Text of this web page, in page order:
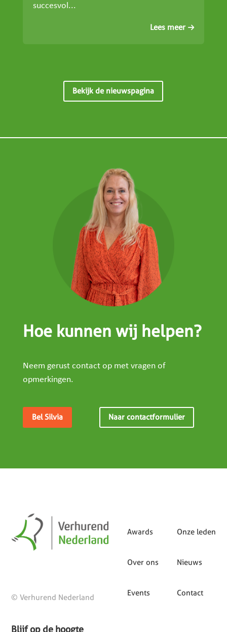
succesvol...
Lees meer
Bekijk de nieuwspagina
Hoe kunnen wij helpen?
Neem gerust contact op met vragen of
opmerkingen.
Bel Silvia Naar contactformulier
© Verhurend Nederland
Awards
Over ons
Events
Onze leden
Nieuws
Contact
Blijf op de hoogte